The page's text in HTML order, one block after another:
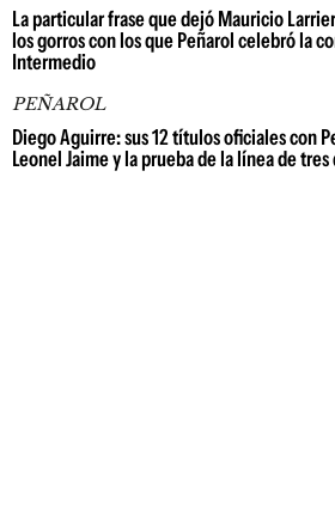
La particular frase que dejó Mauricio
los gorros con los que Peñarol celebró la
Intermedio
PEÑAROL
Diego Aguirre: sus 12 títulos oficiales con
Leonel Jaime y la prueba de la línea de